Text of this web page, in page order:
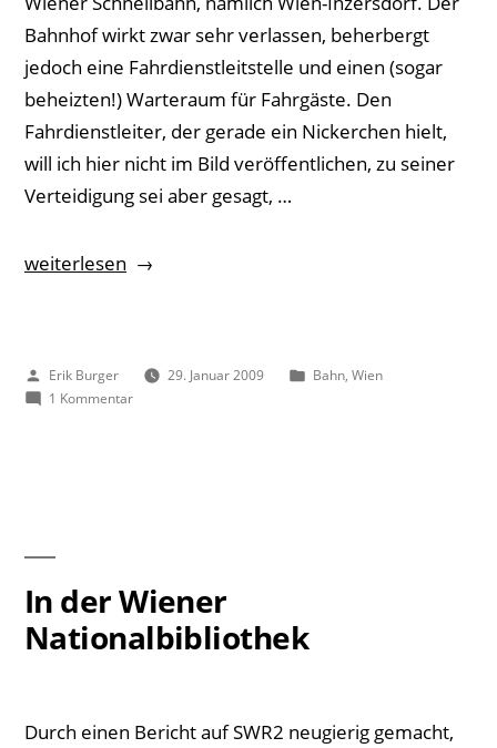
Bahnhof wirkt zwar sehr verlassen, beherbergt
jedoch eine Fahrdienstleitstelle und einen (sogar
beheizten!) Warteraum für Fahrgäste. Den
Fahrdienstleiter, der gerade ein Nickerchen hielt,
will ich hier nicht im Bild veröffentlichen, zu seiner
Verteidigung sei aber gesagt, …
„Wien-
weiterlesen
Veröffentlicht
von
Erik Burger 29. Januar 2009
Veröffentlicht
Bahn, Wien
1 Kommentarzu
In der Wiener
Nationalbibliothek
Durch einen Bericht auf SWR2 neugierig gemacht,